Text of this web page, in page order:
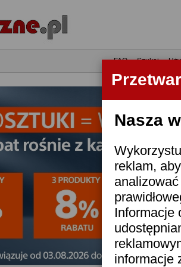
Nasza
reklam,
Informacje
informacje
•FAQ•Szukaj•